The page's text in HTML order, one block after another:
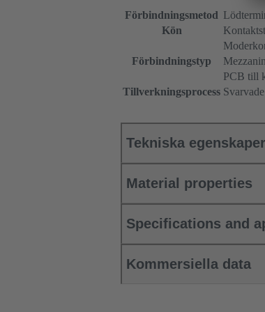
Förbindningsmetod
Kön
Förbindningstyp
Mezzanin
PCB till
Tillverkningsprocess
Tekniska egenskaper
Material properties
Specifications and
Kommersiella data